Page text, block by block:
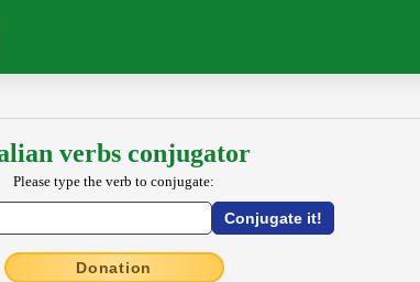
verbs conjugator
Please type the verb to conjugate:
Donation